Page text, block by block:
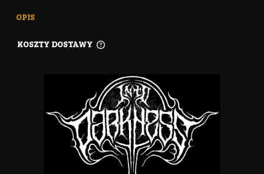
OPIS
KOSZTY DOSTAWY
CENA NIE ZAWIERA EWENTUALNYCH KOSZTÓW PŁATNOŚCI